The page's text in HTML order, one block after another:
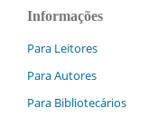
Informações
Para Leitores
Para Autores
Para Bibliotecários